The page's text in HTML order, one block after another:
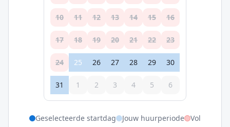
10 11 12 13 14 15 16
17 18 19 20 21 22 23
24 25 26 27 28 29 30
31 1 2 3 4 5 6
Geselecteerde startdag Jouw huurperiode Vol